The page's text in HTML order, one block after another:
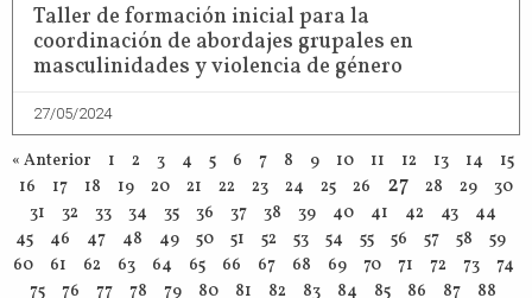
Taller de formación inicial para la
coordinación de abordajes grupales en
masculinidades y violencia de género
27/05/2024
« Anterior 1 2 3 4 5 6 7 8 9 10 11 12 13 14
15
16
17 18 19 20 21 22 23 24 25 26 27 28 29
30
31
32 33 34 35 36 37 38 39 40 41 42 43
44
45
46 47 48 49 50 51 52 53 54 55 56 57 58
59
60
61 62 63 64 65 66 67 68 69 70 71 72 73
74
75
76 77 78 79 80 81 82 83 84 85 86 87 88